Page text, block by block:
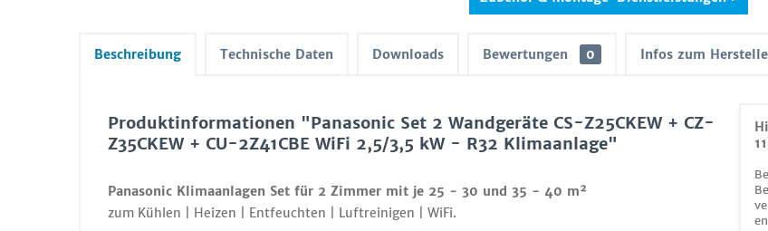
Beschreibung Technische Daten Downloads Bewertungen 0 Infos zum
Produktinformationen "Panasonic Set 2 Wandgeräte CS-Z25CKEW + CZ-
Z35CKEW + CU-2Z41CBE WiFi 2,5/3,5 kW - R32 Klimaanlage"
Panasonic Klimaanlagen Set für 2 Zimmer mit je 25 - 30 und 35 - 40 m²
zum Kühlen | Heizen | Entfeuchten | Luftreinigen | WiFi.